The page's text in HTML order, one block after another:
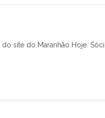
do site do Maranhão Hoje.